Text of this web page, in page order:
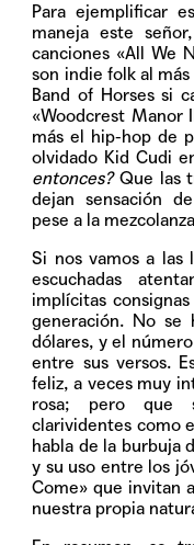
Para ejemplificar
maneja este
canciones «All We
son indie folk al
Band of Horses si
«Woodcrest Manor
más el hip-hop de
olvidado Kid Cudi
entonces?Que las
dejan sensación
pese a la
Si nos vamos a las
escuchadas
implícitas
generación. No se
dólares, y el
entre sus versos.
feliz, a veces muy
rosa; pero que
clarividentes como
habla de la burbuja
y su uso entre los
Come»que invitan
nuestra propia